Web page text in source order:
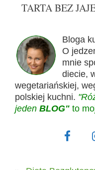
TARTA BEZ
Bloga
O
mnie
diecie,
wegetariańskiej,
polskiej kuchni.
jeden BLOG" to